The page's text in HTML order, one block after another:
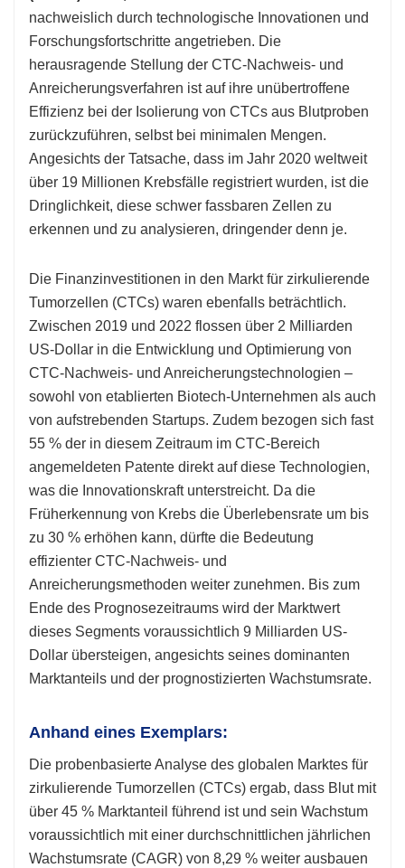
nachweislich durch technologische Innovationen und
Forschungsfortschritte angetrieben. Die
herausragende Stellung der CTC-Nachweis- und
Anreicherungsverfahren ist auf ihre unübertroffene
Effizienz bei der Isolierung von CTCs aus Blutproben
zurückzuführen, selbst bei minimalen Mengen.
Angesichts der Tatsache, dass im Jahr 2020 weltweit
über 19 Millionen Krebsfälle registriert wurden, ist die
Dringlichkeit, diese schwer fassbaren Zellen zu
erkennen und zu analysieren, dringender denn je.
Die Finanzinvestitionen in den Markt für zirkulierende
Tumorzellen (CTCs) waren ebenfalls beträchtlich.
Zwischen 2019 und 2022 flossen über 2 Milliarden
US-Dollar in die Entwicklung und Optimierung von
CTC-Nachweis- und Anreicherungstechnologien –
sowohl von etablierten Biotech-Unternehmen als auch
von aufstrebenden Startups. Zudem bezogen sich fast
55 % der in diesem Zeitraum im CTC-Bereich
angemeldeten Patente direkt auf diese Technologien,
was die Innovationskraft unterstreicht. Da die
Früherkennung von Krebs die Überlebensrate um bis
zu 30 % erhöhen kann, dürfte die Bedeutung
effizienter CTC-Nachweis- und
Anreicherungsmethoden weiter zunehmen. Bis zum
Ende des Prognosezeitraums wird der Marktwert
dieses Segments voraussichtlich 9 Milliarden US-
Dollar übersteigen, angesichts seines dominanten
Marktanteils und der prognostizierten Wachstumsrate.
Anhand eines Exemplars:
Die probenbasierte Analyse des globalen Marktes für
zirkulierende Tumorzellen (CTCs) ergab, dass Blut mit
über 45 % Marktanteil führend ist und sein Wachstum
voraussichtlich mit einer durchschnittlichen jährlichen
Wachstumsrate (CAGR) von 8,29 % weiter ausbauen